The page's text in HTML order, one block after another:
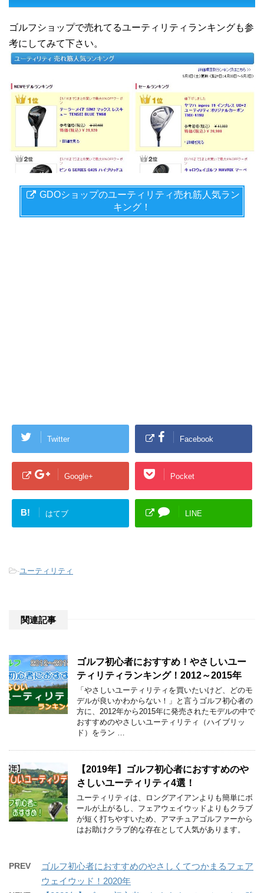
ゴルフショップで売れてるユーティリティランキングも参
考にしてみて下さい。
GDOショップのユーティリティ売れ筋人気ラン
キング！
Twitter Facebook
Google+ Pocket
B! はてブ LINE
-ユーティリティ
関連記事
ゴルフ初心者におすすめ！やさしいユー
ティリティランキング！2012～2015年
「やさしいユーティリティを買いたいけど、どのモ
デルが良いかわからない！」と言うゴルフ初心者の
方に、2012年から2015年に発売されたモデルの中で
おすすめのやさしいユーティリティ（ハイブリッ
ド）をラン …
【2019年】ゴルフ初心者におすすめのや
さしいユーティリティ4選！
ユーティリティは、ロングアイアンよりも簡単にボ
ールが上がるし、フェアウェイウッドよりもクラブ
が短く打ちやすいため、アマチュアゴルファーから
はお助けクラブ的な存在として人気があります。
PREV
ゴルフ初心者におすすめのやさしくてつかまるフェア
ウェイウッド！2020年